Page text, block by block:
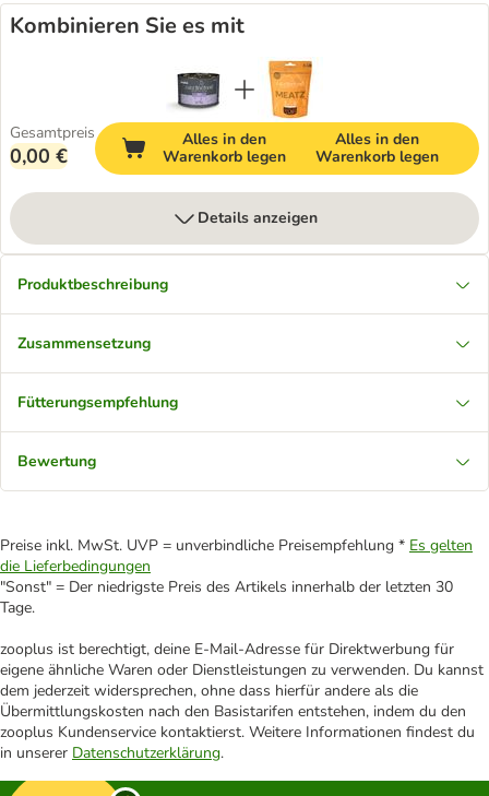
Kombinieren Sie es mit
Gesamtpreis
0,00 €
Alles in den
Warenkorb legen
Alles in den
Warenkorb legen
Details anzeigen
Produktbeschreibung
Zusammensetzung
Fütterungsempfehlung
Bewertung
Preise inkl. MwSt. UVP = unverbindliche Preisempfehlung * Es gelten
die Lieferbedingungen
"Sonst" = Der niedrigste Preis des Artikels innerhalb der letzten 30
Tage.
zooplus ist berechtigt, deine E-Mail-Adresse für Direktwerbung für
eigene ähnliche Waren oder Dienstleistungen zu verwenden. Du kannst
dem jederzeit widersprechen, ohne dass hierfür andere als die
Übermittlungskosten nach den Basistarifen entstehen, indem du den
zooplus Kundenservice kontaktierst. Weitere Informationen findest du
in unserer Datenschutzerklärung.